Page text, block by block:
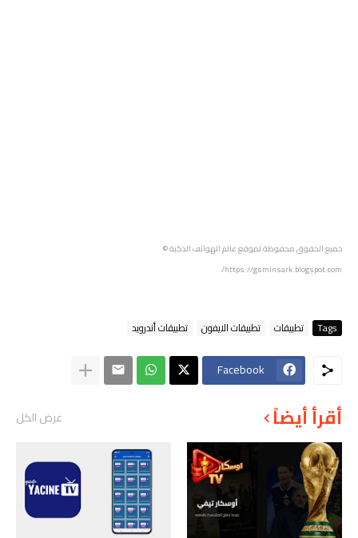
جميع الحقوق محفوظة لموقع عالم الهواتف الذكية ©
https://gsminsark.blogspot.com/
Tags تطبيقات تطبيقات الايفون تطبيقات أندرويد
Facebook
أقرأ أيضاً عرض الكل